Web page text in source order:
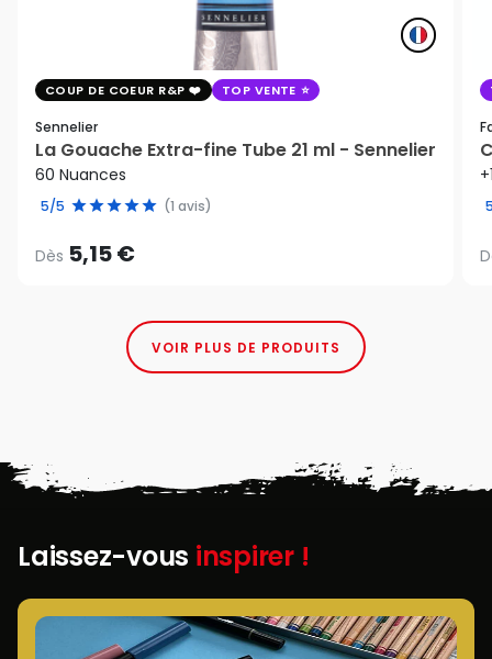
COUP DE COEUR R&P TOP VENTE
Sennelier
La Gouache Extra-fine Tube 21 ml - Sennelier
60 Nuances
5/5 (1 avis)
Dès 5,15 €
VOIR PLUS DE PRODUITS
Laissez-vous inspirer !